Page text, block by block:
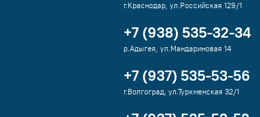
г.Краснодар, ул.Российская 129/1
+7 (938) 535-32-34
р.Адыгея, ул.Мандариновая 14
+7 (937) 535-53-56
г.Волгоград, ул.Туркменская 32/1